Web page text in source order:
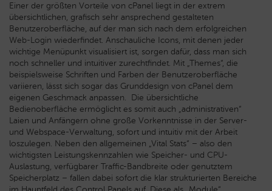
Einer der größten Vorteile von cPanel liegt in der extrem
übersichtlichen, grafisch sehr ansprechend gestalteten
Benutzeroberfläche, auf der man sich nach dem erfolgreichen
Web-Login wiederfindet. Anschauliche Icons, mit denen jeder
wichtige Menüpunkt visualisiert ist, sorgen dafür, dass man sich
noch schneller und intuitiver zurechtfindet. Mit „Themes“, die
beispielsweise Schriften und Farben der Benutzeroberfläche
variieren, lässt sich sogar das Grunddesign von cPanel dem
eigenen Geschmack anpassen. Die übersichtliche
Bedienoberfläche ermöglicht es somit auch „administrativen“
Laien und Anfängern ohne große Vorkenntnisse in der Server-
und Webspace-Verwaltung, sofort und intuitiv mit der Arbeit
loszulegen. Neben den allgemeinen „Vital Stats“ – also den
wichtigsten Leistungskennzahlen wie Speicher- und CPU-
Auslastung, verfügbarer Traffic-Bandbreite oder genutztem
Speicherplatz – fallen dabei sofort die klar strukturierten Bereiche